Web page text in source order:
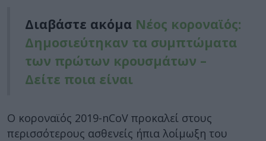
Διαβάστε ακόμα Νέος κοροναϊός:
Δημοσιεύτηκαν τα συμπτώματα
των πρώτων κρουσμάτων –
Δείτε ποια είναι
Ο κοροναϊός 2019-nCoV προκαλεί στους
περισσότερους ασθενείς ήπια λοίμωξη του